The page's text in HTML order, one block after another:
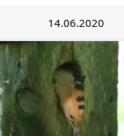
14.06.2020